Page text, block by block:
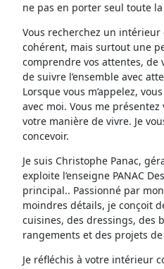
ne pas en porter seul toute
Vous recherchez un
cohérent, mais surtout une
comprendre vos attentes, de
de suivre l’ensemble avec
Lorsque vous m’appelez,
avec moi. Vous me
votre manière de vivre. Je
concevoir.
Je suis Christophe Panac,
exploite l’enseigne PANAC
principal.. Passionné par
moindres détails, je conçoit
cuisines, des dressings, des
rangements et des projets
Je réfléchis à votre intérieur